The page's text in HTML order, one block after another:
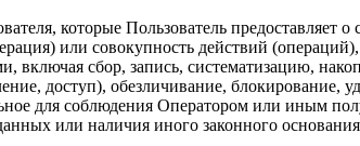
которые Пользователь предоставляет о
или совокупность действий
включая сбор, запись, систематизацию,
доступ), обезличивание,
для соблюдения Оператором или иным
или наличия иного законного